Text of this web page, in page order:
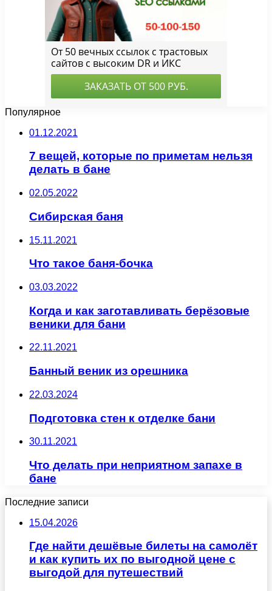
Популярное
01.12.2021
7 вещей, которые по приметам нельзя
делать в бане
02.05.2022
Сибирская баня
15.11.2021
Что такое баня-бочка
03.03.2022
Когда и как заготавливать берёзовые
веники для бани
22.11.2021
Банный веник из орешника
22.03.2024
Подготовка стен к отделке бани
30.11.2021
Что делать при неприятном запахе в
бане
Последние записи
15.04.2026
Где найти дешёвые билеты на самолёт
и как купить их по выгодной цене с
выгодой для путешествий